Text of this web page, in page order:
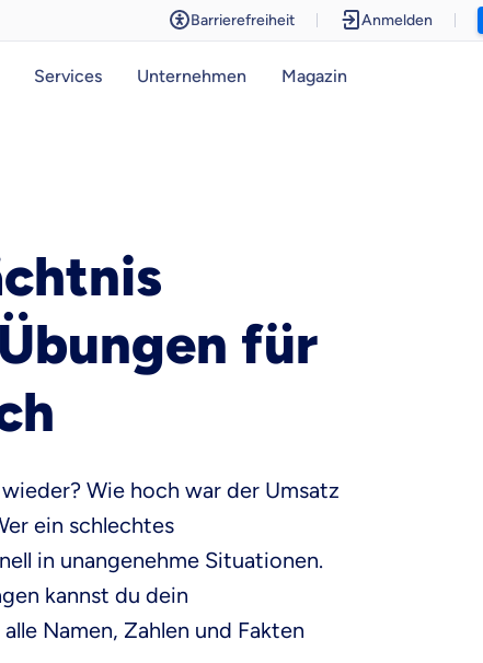
Barrierefreiheit Anmelden
Services Unternehmen Magazin
für
Wie hoch war der Umsatz
ein schlechtes
in unangenehme Situationen.
kannst du dein
Namen, Zahlen und Fakten